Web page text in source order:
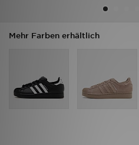
Mehr Farben erhältlich
Hilfe & Kontakt